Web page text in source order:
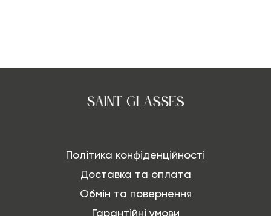
Політика конфіденційності
Доставка та оплата
Обмін та повернення
Гарантійні умови